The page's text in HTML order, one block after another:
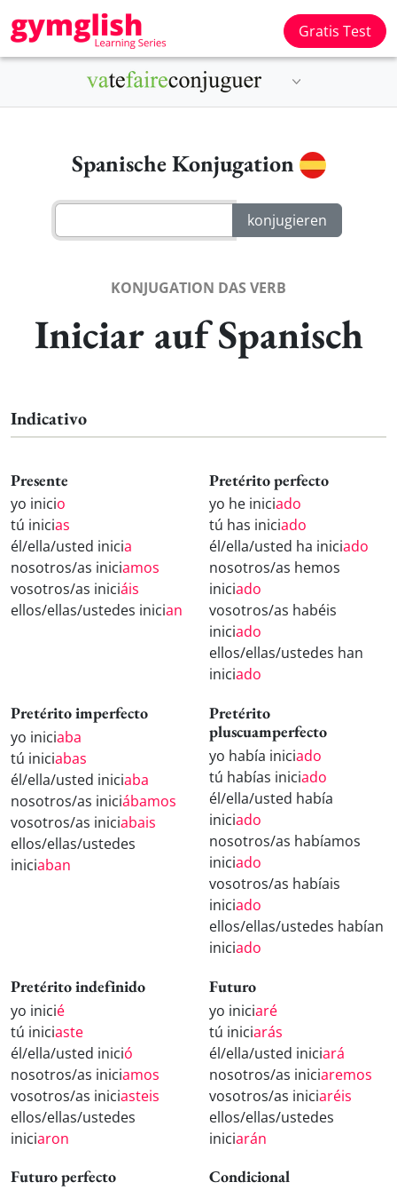
Gratis Test
Spanische Konjugation
KONJUGATION DAS VERB
Iniciar auf Spanisch
Indicativo
Presente
yo inicio
tú inicias
él/ella/usted inicia
nosotros/as iniciamos
vosotros/as iniciáis
ellos/ellas/ustedes inician
Pretérito perfecto
yo he iniciado
tú has iniciado
él/ella/usted ha iniciado
nosotros/as hemos
iniciado
vosotros/as habéis
iniciado
ellos/ellas/ustedes han
iniciado
Pretérito imperfecto
yo iniciaba
tú iniciabas
él/ella/usted iniciaba
nosotros/as iniciábamos
vosotros/as iniciabais
ellos/ellas/ustedes
iniciaban
Pretérito
pluscuamperfecto
yo había iniciado
tú habías iniciado
él/ella/usted había
iniciado
nosotros/as habíamos
iniciado
vosotros/as habíais
iniciado
ellos/ellas/ustedes habían
iniciado
Pretérito indefinido
yo inicié
tú iniciaste
él/ella/usted inició
nosotros/as iniciamos
vosotros/as iniciasteis
ellos/ellas/ustedes
iniciaron
Futuro
yo iniciaré
tú iniciarás
él/ella/usted iniciará
nosotros/as iniciaremos
vosotros/as iniciaréis
ellos/ellas/ustedes
iniciarán
Futuro perfecto Condicional